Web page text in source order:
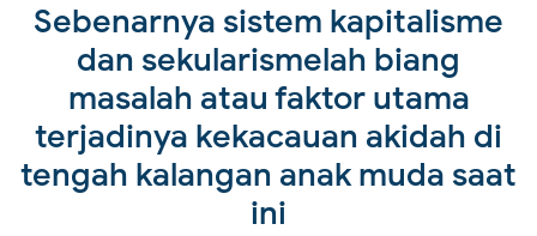
Sebenarnya sistem kapitalisme
dan sekularismelah biang
masalah atau faktor utama
terjadinya kekacauan akidah di
tengah kalangan anak muda saat
ini